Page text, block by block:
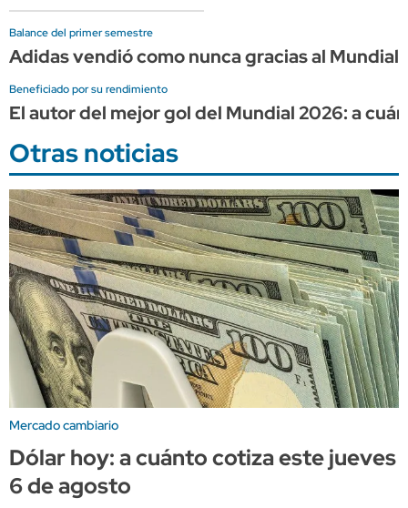
Balance del primer semestre
Adidas vendió como nunca gracias al
Beneficiado por su rendimiento
El autor del mejor gol del Mundial 2026: a
Otras noticias
Mercado cambiario
Dólar hoy: a cuánto cotiza este jueves
6 de agosto